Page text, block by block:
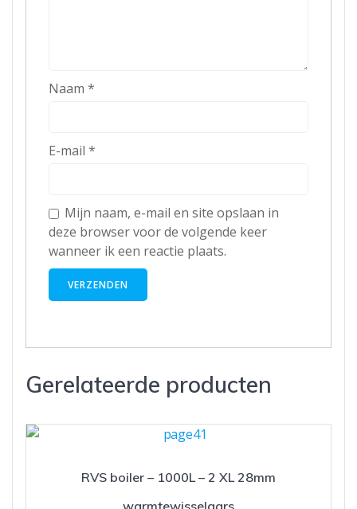
Naam *
E-mail *
Mijn naam, e-mail en site opslaan in
deze browser voor de volgende keer
wanneer ik een reactie plaats.
Gerelateerde producten
RVS boiler – 1000L – 2 XL 28mm